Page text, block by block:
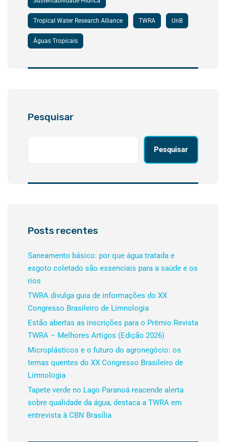
Tropical Water Research Alliance TWRA UnB
Águas Tropicais
Pesquisar
Pesquisar
Posts recentes
Saneamento básico: por que água tratada e
esgoto coletado são essenciais para a saúde e os
rios
TWRA divulga guia de informações do XX
Congresso Brasileiro de Limnologia
Estão abertas as inscrições para o Prêmio Revista
TWRA – Melhores Artigos (Edição 2026)
Microplásticos e o futuro do agronegócio: os
temas quentes do XX Congresso Brasileiro de
Limnologia
Tapete verde no Lago Paranoá reacende alerta
sobre qualidade da água, destaca a TWRA em
entrevista à CBN Brasília